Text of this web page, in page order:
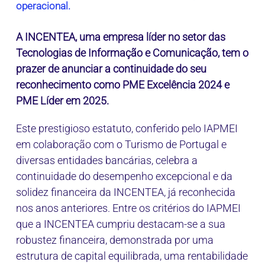
operacional.
A INCENTEA, uma empresa líder no setor das
Tecnologias de Informação e Comunicação, tem o
prazer de anunciar a continuidade do seu
reconhecimento como PME Excelência 2024 e
PME Líder em 2025.
Este prestigioso estatuto, conferido pelo IAPMEI
em colaboração com o Turismo de Portugal e
diversas entidades bancárias, celebra a
continuidade do desempenho excepcional e da
solidez financeira da INCENTEA, já reconhecida
nos anos anteriores. Entre os critérios do IAPMEI
que a INCENTEA cumpriu destacam-se a sua
robustez financeira, demonstrada por uma
estrutura de capital equilibrada, uma rentabilidade